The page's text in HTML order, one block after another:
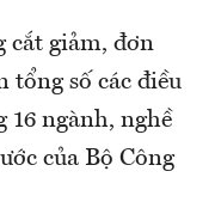
cắt giảm, đơn
tổng số các điều
ngành, nghề
của Bộ Công